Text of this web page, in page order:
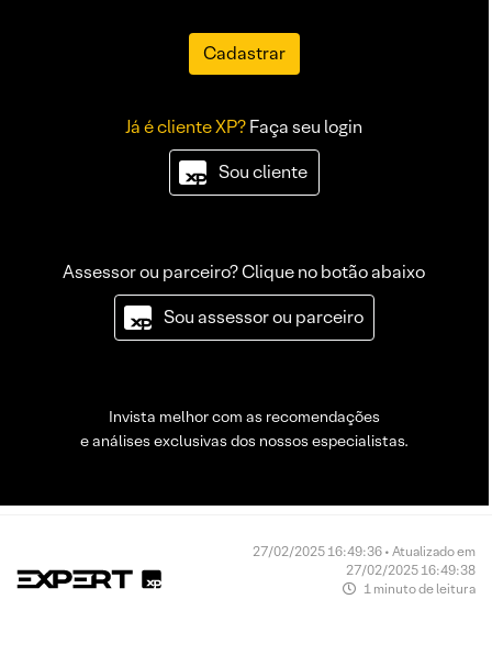
Cadastrar
Já é cliente XP?Faça seu login
Sou cliente
Assessor ou parceiro? Clique no botão abaixo
Sou assessor ou parceiro
Invista melhor com as recomendações
e análises exclusivas dos nossos especialistas.
27/02/2025 16:49:36 • Atualizado em
27/02/2025 16:49:38
1 minuto de leitura